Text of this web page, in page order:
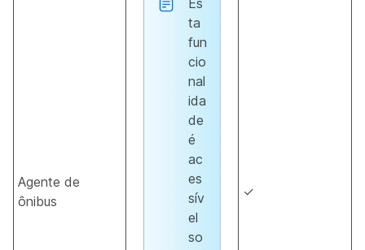
Agente de
ônibus
Es
ta
fun
cio
nal
ida
de
é
ac
es
sív
el
so
✓